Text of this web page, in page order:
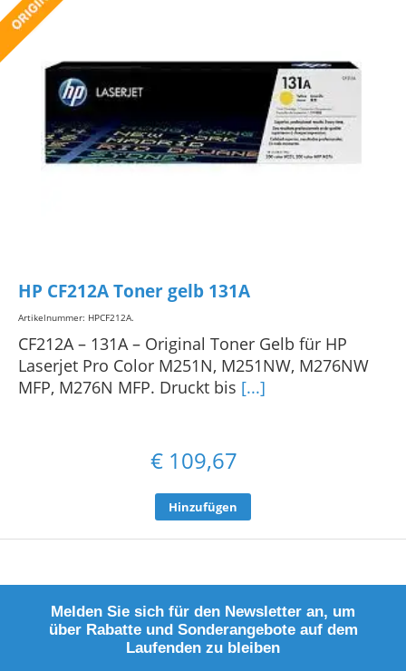
HP CF212A Toner gelb 131A
Artikelnummer: HPCF212A.
CF212A – 131A – Original Toner Gelb für HP
Laserjet Pro Color M251N, M251NW, M276NW
MFP, M276N MFP. Druckt bis [...]
€ 109,67
Hinzufügen
Melden Sie sich für den Newsletter an, um
über Rabatte und Sonderangebote auf dem
Laufenden zu bleiben